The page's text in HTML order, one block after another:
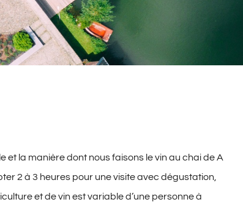
et la manière dont nous faisons le vin au chai de A
2 à 3 heures pour une visite avec dégustation,
et de vin est variable d’une personne à